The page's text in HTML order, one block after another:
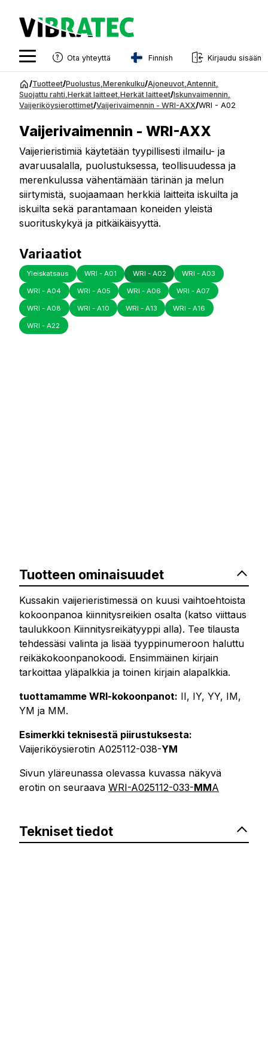
Siirry
sisältöön
Ota yhteyttä Finnish
English
Swedish
French
Estonian
Finnish
Danish
Kirjaudu sisään
/Tuotteet/Puolustus Merenkulku/Ajoneuvot Antennit
Suojattu rahti Herkät laitteet Herkät laitteet/Iskunvaimennin
Vaijeriköysierottimet/Vaijerivaimennin - WRI-AXX/WRI - A02
Vaijerivaimennin - WRI-AXX
Vaijerieristimiä käytetään tyypillisesti ilmailu- ja
avaruusalalla, puolustuksessa, teollisuudessa ja
merenkulussa vähentämään tärinän ja melun
siirtymistä, suojaamaan herkkiä laitteita iskuilta ja
iskuilta sekä parantamaan koneiden yleistä
suorituskykyä ja pitkäikäisyyttä.
Variaatiot
Yleiskatsaus WRI - A01 WRI - A02 WRI - A03
WRI - A04 WRI - A05 WRI - A06 WRI - A07
WRI - A08 WRI - A10 WRI - A13 WRI - A16
WRI - A22
Tuotteen ominaisuudet
Kussakin vaijerieristimessä on kuusi vaihtoehtoista
kokoonpanoa kiinnitysreikien osalta (katso viittaus
taulukkoon Kiinnitysreikätyyppi alla). Tee tilausta
tehdessäsi valinta ja lisää tyyppinumeroon haluttu
reikäkokoonpanokoodi. Ensimmäinen kirjain
tarkoittaa yläpalkkia ja toinen kirjain alapalkkia.
tuottamamme WRI-kokoonpanot: II, IY, YY, IM,
YM ja MM.
Esimerkki teknisestä piirustuksesta:
Vaijeriköysierotin A025112-038-YM
Sivun yläreunassa olevassa kuvassa näkyvä
erotin on seuraava WRI-A025112-033-MMA
Tekniset tiedot